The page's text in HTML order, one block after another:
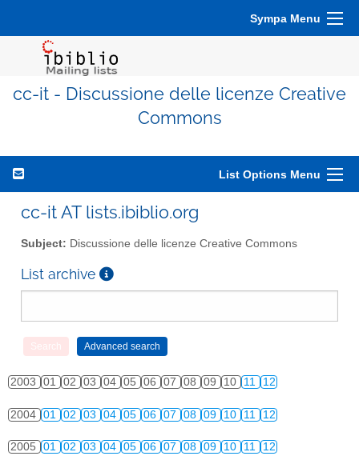
Sympa Menu
cc-it - Discussione delle licenze Creative
Commons
List Options Menu
cc-it AT lists.ibiblio.org
Subject: Discussione delle licenze Creative Commons
List archive
2003 01 02 03 04 05 06 07 08 09 10 11 12
2004 01 02 03 04 05 06 07 08 09 10 11 12
2005 01 02 03 04 05 06 07 08 09 10 11 12